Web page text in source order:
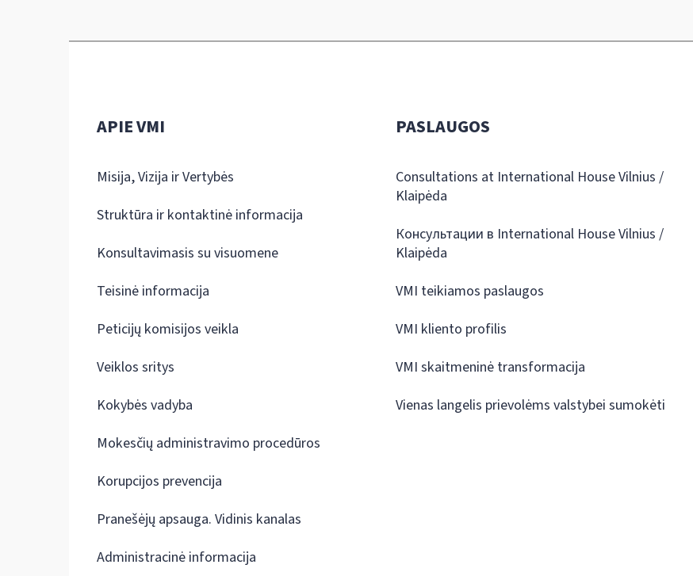
APIE VMI
Misija, Vizija ir Vertybės
Struktūra ir kontaktinė informacija
Konsultavimasis su visuomene
Teisinė informacija
Peticijų komisijos veikla
Veiklos sritys
Kokybės vadyba
Mokesčių administravimo procedūros
Korupcijos prevencija
Pranešėjų apsauga. Vidinis kanalas
Administracinė informacija
PASLAUGOS
Consultations at International House Vilnius /
Klaipėda
Консультации в International House Vilnius /
Klaipėda
VMI teikiamos paslaugos
VMI kliento profilis
VMI skaitmeninė transformacija
Vienas langelis prievolėms valstybei sumokėti